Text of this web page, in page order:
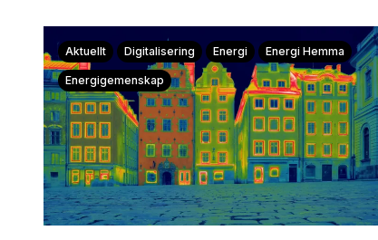
Aktuellt Digitalisering Energi Energi Hemma
Energigemenskap